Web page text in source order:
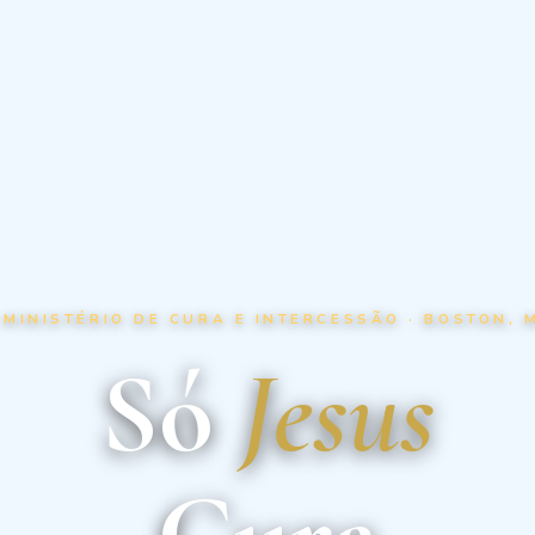
DE CURA E INTERCESSÃO · BOSTON,
SóJesus